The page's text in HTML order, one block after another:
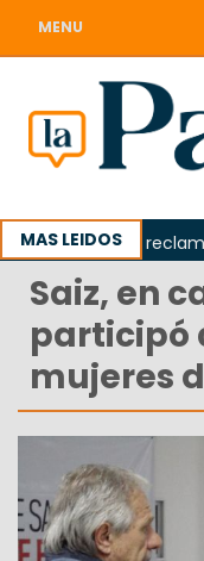
MENU
MAS LEIDOS
Odarda reclamó la
Saiz, en
participó
mujeres